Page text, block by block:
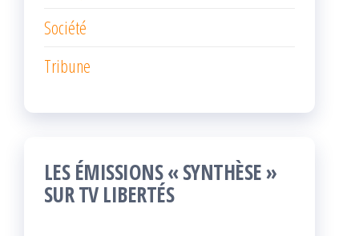
Société
Tribune
LES ÉMISSIONS « SYNTHÈSE »
SUR TV LIBERTÉS